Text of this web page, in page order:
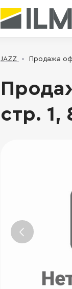
JAZZ Продажа
стр. 1,